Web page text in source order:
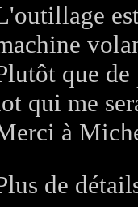
que
qui me
à
de